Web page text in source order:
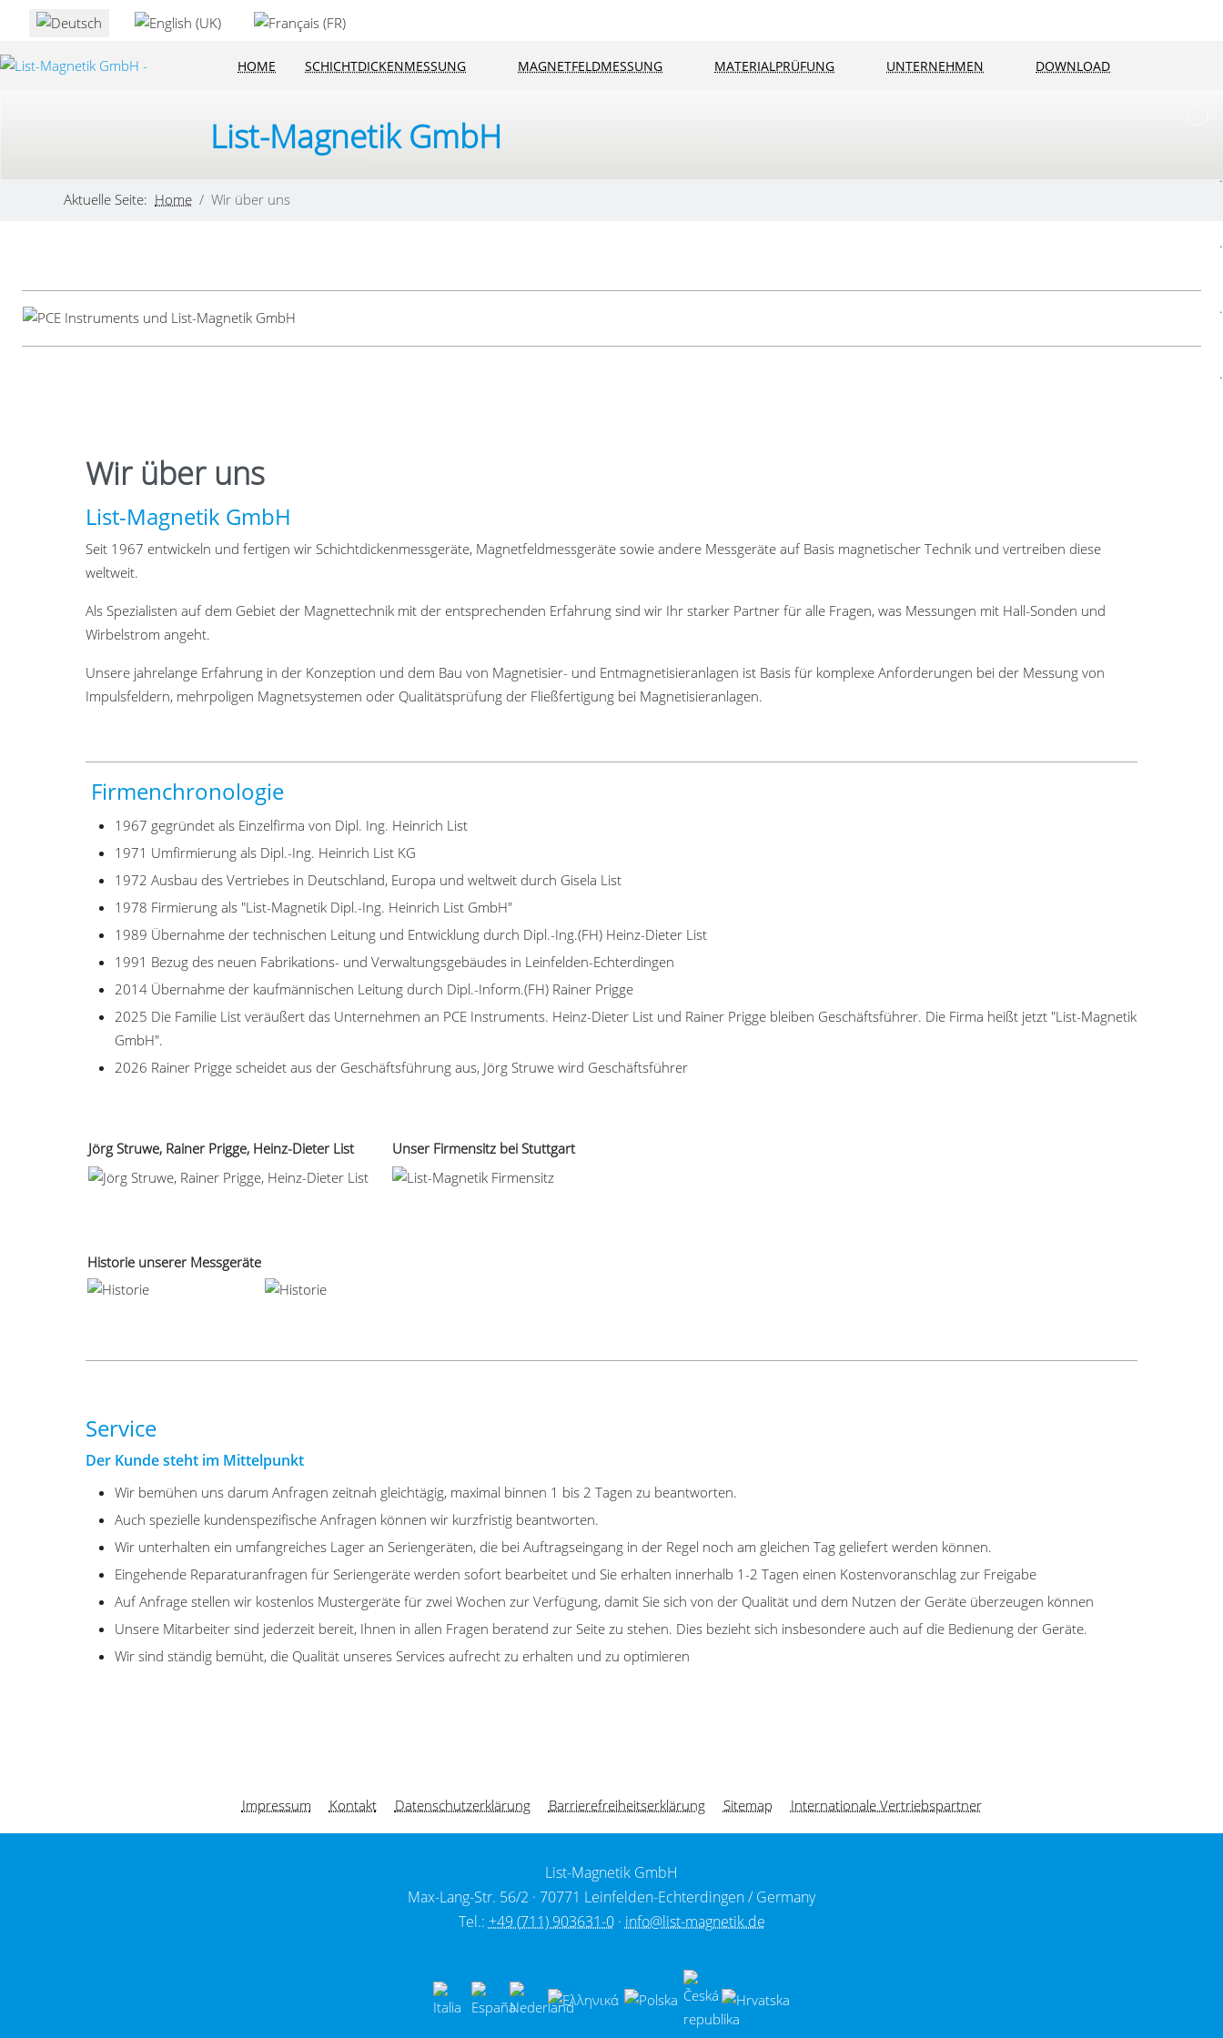
Sprache auswählen
.
.
.
.
HOME SCHICHTDICKENMESSUNG MAGNETFELDMESSUNG MATERIALPRÜFUNG UNTERNEHMEN DOWNLOAD
List-Magnetik GmbH
Aktuelle Seite: Home Wir über uns
Wir über uns
List-Magnetik GmbH
Seit 1967 entwickeln und fertigen wir Schichtdickenmessgeräte, Magnetfeldmessgeräte sowie andere Messgeräte auf Basis magnetischer Technik und vertreiben diese
weltweit.
Als Spezialisten auf dem Gebiet der Magnettechnik mit der entsprechenden Erfahrung sind wir Ihr starker Partner für alle Fragen, was Messungen mit Hall-Sonden und
Wirbelstrom angeht.
Unsere jahrelange Erfahrung in der Konzeption und dem Bau von Magnetisier- und Entmagnetisieranlagen ist Basis für komplexe Anforderungen bei der Messung von
Impulsfeldern, mehrpoligen Magnetsystemen oder Qualitätsprüfung der Fließfertigung bei Magnetisieranlagen.
Firmenchronologie
1967 gegründet als Einzelfirma von Dipl. Ing. Heinrich List
1971 Umfirmierung als Dipl.-Ing. Heinrich List KG
1972 Ausbau des Vertriebes in Deutschland, Europa und weltweit durch Gisela List
1978 Firmierung als "List-Magnetik Dipl.-Ing. Heinrich List GmbH"
1989 Übernahme der technischen Leitung und Entwicklung durch Dipl.-Ing.(FH) Heinz-Dieter List
1991 Bezug des neuen Fabrikations- und Verwaltungsgebäudes in Leinfelden-Echterdingen
2014 Übernahme der kaufmännischen Leitung durch Dipl.-Inform.(FH) Rainer Prigge
2025 Die Familie List veräußert das Unternehmen an PCE Instruments. Heinz-Dieter List und Rainer Prigge bleiben Geschäftsführer. Die Firma heißt jetzt "List-Magnetik
GmbH".
2026 Rainer Prigge scheidet aus der Geschäftsführung aus, Jörg Struwe wird Geschäftsführer
Jörg Struwe, Rainer Prigge, Heinz-Dieter List Unser Firmensitz bei Stuttgart
Historie unserer Messgeräte
Service
Der Kunde steht im Mittelpunkt
Wir bemühen uns darum Anfragen zeitnah gleichtägig, maximal binnen 1 bis 2 Tagen zu beantworten.
Auch spezielle kundenspezifische Anfragen können wir kurzfristig beantworten.
Wir unterhalten ein umfangreiches Lager an Seriengeräten, die bei Auftragseingang in der Regel noch am gleichen Tag geliefert werden können.
Eingehende Reparaturanfragen für Seriengeräte werden sofort bearbeitet und Sie erhalten innerhalb 1-2 Tagen einen Kostenvoranschlag zur Freigabe
Auf Anfrage stellen wir kostenlos Mustergeräte für zwei Wochen zur Verfügung, damit Sie sich von der Qualität und dem Nutzen der Geräte überzeugen können
Unsere Mitarbeiter sind jederzeit bereit, Ihnen in allen Fragen beratend zur Seite zu stehen. Dies bezieht sich insbesondere auch auf die Bedienung der Geräte.
Wir sind ständig bemüht, die Qualität unseres Services aufrecht zu erhalten und zu optimieren
Impressum Kontakt Datenschutzerklärung Barrierefreiheitserklärung Sitemap Internationale Vertriebspartner
List-Magnetik GmbH
Max-Lang-Str. 56/2 · 70771 Leinfelden-Echterdingen / Germany
Tel.: +49 (711) 903631-0· info@list-magnetik.de